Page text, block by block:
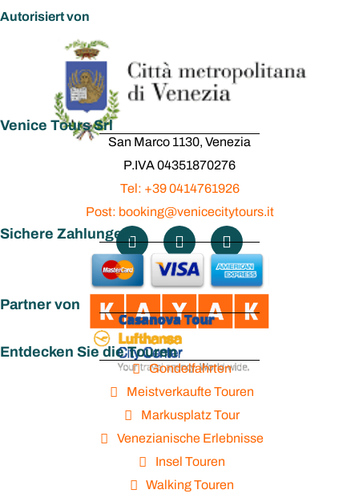
Autorisiert von
Venice Tours Srl
San Marco 1130, Venezia
P.IVA 04351870276
Tel: +39 0414761926
Post: booking@venicecitytours.it
Sichere Zahlungen
Partner von
Entdecken Sie die Touren
Gondelfahrten
Meistverkaufte Touren
Markusplatz Tour
Venezianische Erlebnisse
Insel Touren
Walking Touren